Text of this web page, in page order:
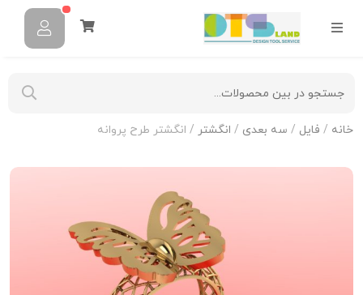
خانه / فایل / سه بعدی / انگشتر / انگشتر طرح پروانه